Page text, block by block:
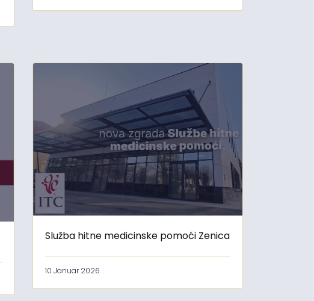
Služba hitne medicinske pomoći Zenica
10 Januar 2026